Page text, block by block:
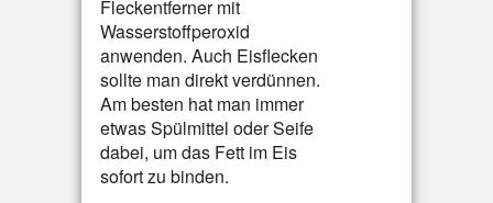
Fleckentferner mit
Wasserstoffperoxid
anwenden. Auch Eisflecken
sollte man direkt verdünnen.
Am besten hat man immer
etwas Spülmittel oder Seife
dabei, um das Fett im Eis
sofort zu binden.